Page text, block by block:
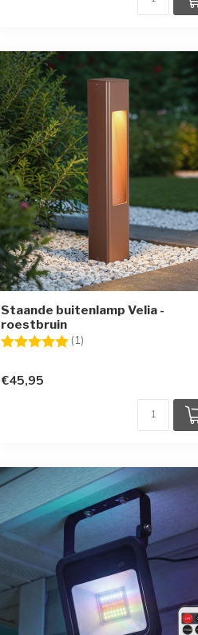
Staande buitenlamp Velia -
roestbruin
Beoordeling: (1)
€45,95